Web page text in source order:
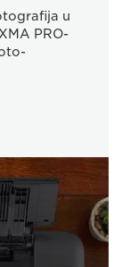
u
PRO-